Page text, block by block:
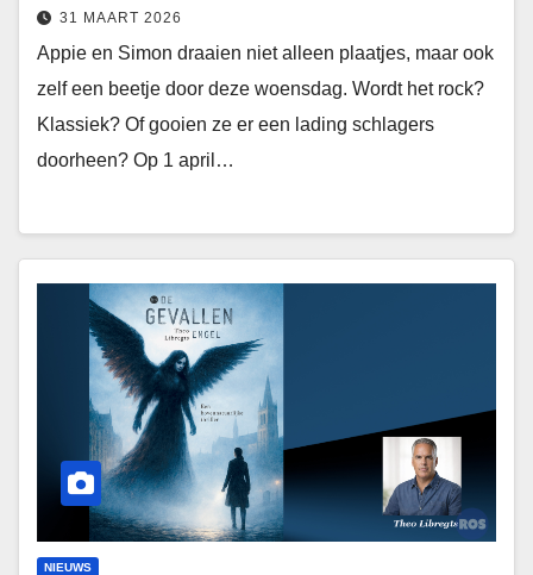
31 MAART 2026
Appie en Simon draaien niet alleen plaatjes, maar ook
zelf een beetje door deze woensdag. Wordt het rock?
Klassiek? Of gooien ze er een lading schlagers
doorheen? Op 1 april…
NIEUWS